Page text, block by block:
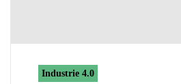
Industrie 4.0